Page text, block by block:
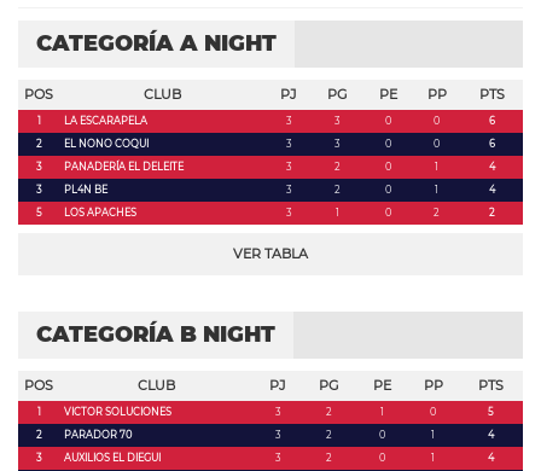
CATEGORÍA A NIGHT
POS CLUB PJ PG PE PP PTS
1 LA ESCARAPELA 3 3 0 0
6
2
EL NONO COQUI 3 3 0 0
6
3
PANADERÍA EL DELEITE 3 2 0 1
4
3
PL4N BE 3 2 0 1
4
5
LOS APACHES 3 1 0 2 2
VER TABLA
CATEGORÍA B NIGHT
POS CLUB PJ PG PE PP PTS
1 VICTOR SOLUCIONES 3 2 1 0
5
2
PARADOR 70 3 2 0 1
4
3
AUXILIOS EL DIEGUI 3 2 0 1 4